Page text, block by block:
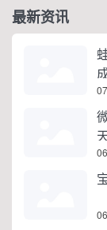
最新资讯